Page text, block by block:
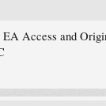
Access and